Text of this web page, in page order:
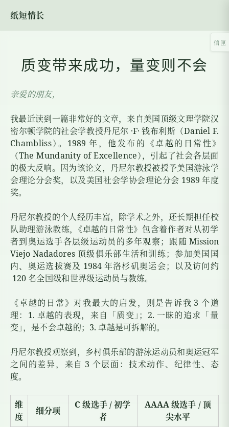
纸短情长
信匣
质变带来成功，量变则不会
亲爱的朋友，
我最近读到一篇非常好的文章，来自美国顶级文理学院汉
密尔顿学院的社会学教授丹尼尔 ·F· 钱布利斯（Daniel F.
Chambliss）。 1989 年，他发布的《卓越的日常性》
（The Mundanity of Excellence），引起了社会各层面
的极大反响。因为该论文，丹尼尔教授被授予美国游泳学
会理论分会奖，以及美国社会学协会理论分会 1989 年度
奖。
丹尼尔教授的个人经历丰富，除学术之外，还长期担任校
队助理游泳教练，《卓越的日常性》包含着作者对从初学
者到奥运选手各层级运动员的多年观察；跟随 Mission
Viejo Nadadores 顶级俱乐部生活和训练；参加美国国
内、奥运选拔赛及 1984 年洛杉矶奥运会；以及访问约
120名全国级和世界级运动员与教练。
《卓越的日常》对我最大的启发，则是告诉我 3 个道
理： 1. 卓越的表现，来自「质变 」； 2. 一昧的追求「量
变 」，是不会卓越的； 3. 卓越是可拆解的。
丹尼尔教授观察到，乡村俱乐部的游泳运动员和奥运冠军
之间的差异，来自 3 个层面：技术动作、纪律性、态
度。
维
度
细分项
C 级选手/初学
者
AAAA级选手 /顶
尖水平